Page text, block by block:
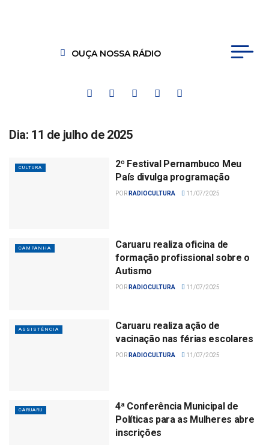
OUÇA NOSSA RÁDIO
Dia: 11 de julho de 2025
CULTURA
2º Festival Pernambuco Meu
País divulga programação
POR RADIOCULTURA 11/07/2025
CAMPANHA
Caruaru realiza oficina de
formação profissional sobre o
Autismo
POR RADIOCULTURA 11/07/2025
ASSISTÊNCIA
Caruaru realiza ação de
vacinação nas férias escolares
POR RADIOCULTURA 11/07/2025
CARUARU
4ª Conferência Municipal de
Políticas para as Mulheres abre
inscrições